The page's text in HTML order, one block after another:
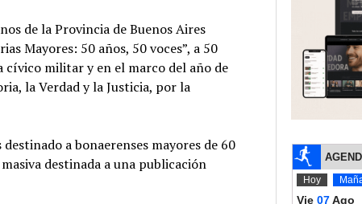
de la Provincia de Buenos Aires
Mayores: 50 años, 50 voces”, a 50
militar y en el marco del año de
la Verdad y la Justicia, por la
a bonaerenses mayores de 60
destinada a una publicación